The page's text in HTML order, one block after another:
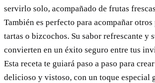
servirlo solo, acompañado de frutas
También es perfecto para acompañar otros
tartas o bizcochos. Su sabor refrescante y
convierten en un éxito seguro entre tus
Esta receta te guiará paso a paso para
delicioso y vistoso, con un toque especial